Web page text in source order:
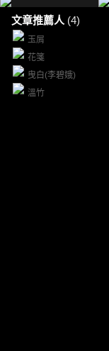
文章推薦人 (4)
玉屑
花箋
曳白(李碧娥)
溫竹